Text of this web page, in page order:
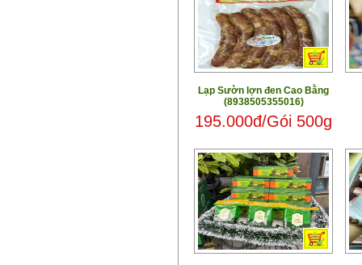
Lạp Sườn lợn đen Cao Bằng
(8938505355016)
195.000đ/Gói 500g